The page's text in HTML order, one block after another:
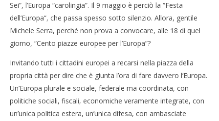
Sei”, l’Europa “carolingia”. Il 9 maggio è perciò la “Festa
dell’Europa”, che passa spesso sotto silenzio. Allora, gentile
Michele Serra, perché non prova a convocare, alle 18 di quel
giorno, “Cento piazze europee per l’Europa”?
Invitando tutti i cittadini europei a recarsi nella piazza della
propria città per dire che è giunta l’ora di fare davvero l’Europa.
Un’Europa plurale e sociale, federale ma coordinata, con
politiche sociali, fiscali, economiche veramente integrate, con
un’unica politica estera, un’unica difesa, con ambasciate